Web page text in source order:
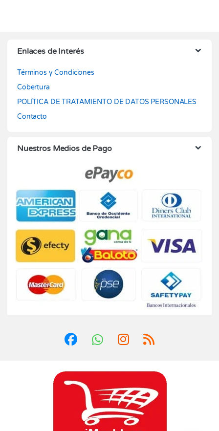
Enlaces de Interés
Términos y Condiciones
Cobertura
POLÍTICA DE TRATAMIENTO DE DATOS PERSONALES
Contacto
Nuestros Medios de Pago